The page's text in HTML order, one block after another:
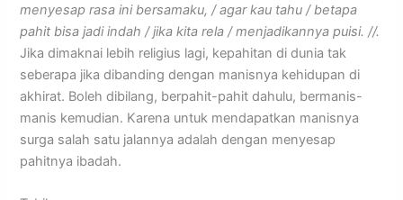
menyesap rasa ini bersamaku, / agar kau tahu / betapa
pahit bisa jadi indah / jika kita rela / menjadikannya puisi. //.
Jika dimaknai lebih religius lagi, kepahitan di dunia tak
seberapa jika dibanding dengan manisnya kehidupan di
akhirat. Boleh dibilang, berpahit-pahit dahulu, bermanis-
manis kemudian. Karena untuk mendapatkan manisnya
surga salah satu jalannya adalah dengan menyesap
pahitnya ibadah.